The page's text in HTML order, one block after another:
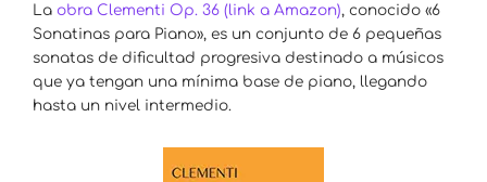
La obra Clementi Op. 36 (link a Amazon), conocido «6
Sonatinas para Piano», es un conjunto de 6 pequeñas
sonatas de dificultad progresiva destinado a músicos
que ya tengan una mínima base de piano, llegando
hasta un nivel intermedio.